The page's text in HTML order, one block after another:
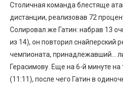
Столичная команда блестяще
дистанции, реализовав 72
Солировал же Гатин: набрав 13
из 14), он повторил снайперский
чемпионата, принадлежавший…
Герасимову. Еще на 6-й минуте
(11:11), после чего Гатин в